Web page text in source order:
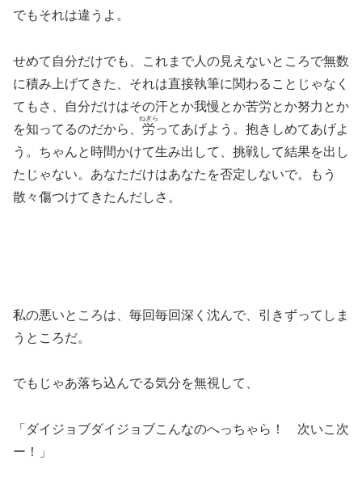
でもそれは違うよ。
せめて自分だけでも、これまで人の見えないところで無数
に積み上げてきた、それは直接執筆に関わることじゃなく
てもさ、自分だけはその汗とか我慢とか苦労とか努力とか
を知ってるのだから、 労
ねぎら
ってあげよう。抱きしめてあげよ
う。ちゃんと時間かけて生み出して、挑戦して結果を出し
たじゃない。あなただけはあなたを否定しないで。もう
散々傷つけてきたんだしさ。
私の悪いところは、毎回毎回深く沈んで、引きずってしま
うところだ。
でもじゃあ落ち込んでる気分を無視して、
「ダイジョブダイジョブこんなのへっちゃら！ 次いこ次
ー！」